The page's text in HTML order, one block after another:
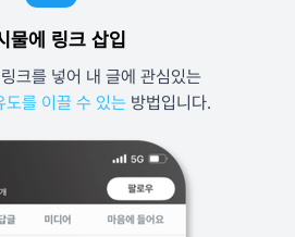
물에 링크 삽입
크를 넣어 내 글에 관심있는
도를 이끌 수 있는 방법입니다.